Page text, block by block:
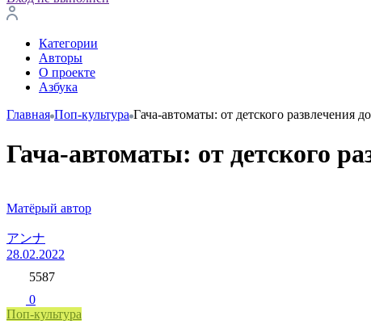
Категории
Авторы
О проекте
Азбука
Главная Поп-культура Гача-автоматы: от детского развлечения
Гача-автоматы: от детского
Матёрый автор
アンナ
28.02.2022
5587
0
Поп-культура